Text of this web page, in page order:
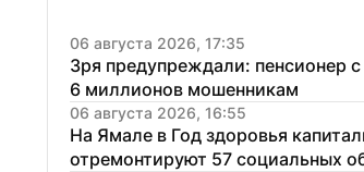
06 августа 2026, 17:35
Зря предупреждали: пенсионер
6 миллионов мошенникам
06 августа 2026, 16:55
На Ямале в Год здоровья
отремонтируют 57 социальных